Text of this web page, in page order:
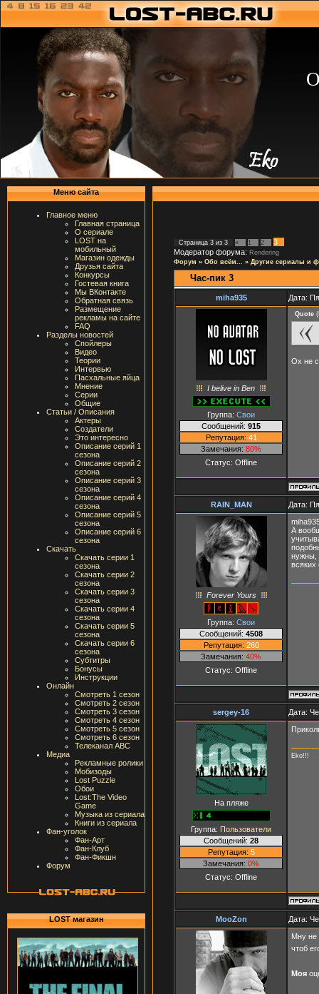
Меню сайта
Главное меню
Главная страница
О сериале
LOST на
мобильный
Магазин одежды
Друзья сайта
Конкурсы
Гостевая книга
Мы ВКонтакте
Обратная связь
Размещение
рекламы на сайте
FAQ
Разделы новостей
Спойлеры
Видео
Теории
Интервью
Пасхальные яйца
Мнение
Серии
Общие
Статьи / Описания
Актеры
Создатели
Это интересно
Описание серий 1
сезона
Описание серий 2
сезона
Описание серий 3
сезона
Описание серий 4
сезона
Описание серий 5
сезона
Описание серий 6
сезона
Скачать
Скачать серии 1
сезона
Скачать серии 2
сезона
Скачать серии 3
сезона
Скачать серии 4
сезона
Скачать серии 5
сезона
Скачать серии 6
сезона
Субтитры
Бонусы
Инструкции
Онлайн
Смотреть 1 сезон
Смотреть 2 сезон
Смотреть 3 сезон
Смотреть 4 сезон
Смотреть 5 сезон
Смотреть 6 сезон
Телеканал ABC
Медиа
Рекламные ролики
Мобизоды
Lost Puzzle
Обои
Lost:The Video
Game
Музыка из сериала
Книги из сериала
Фан-уголок
Фан-Арт
Фан-Клуб
Фан-Фикшн
Форум
LOST магазин
Страница 3 из 3 « 1 2
3
Модератор форума: Rendering
Форум » Обо всём... » Другие сериалы и
Час-пик 3
miha935 Дата:
I belive in Ben
Группа: Свои
Сообщений: 915
Репутация: 41
Замечания: 80%
Статус: Offline
Quote (
Ох не
RAIN_MAN Дата:
Forever Yours
Группа: Свои
Сообщений: 4508
Репутация: 260
Замечания: 40%
Статус: Offline
А
нужны,
sergey-16 Дата:
На пляже
Группа: Пользователи
Сообщений: 28
Репутация: 5
Замечания: 0%
Статус: Offline
Eko!!!
MooZon Дата:
Мну не
чтоб
Моя